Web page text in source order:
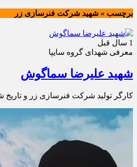
برچسب » شهید شرکت فنرسازی زر
1 سال قبل
معرفی شهدای گروه سایپا
شهید علیرضا سماگوش
کارگر تولید شرکت فنرسازی زر و تاریخ شهادت